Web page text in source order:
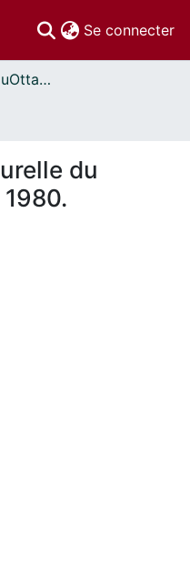
Se connecter
Thèses uOttawa // uOttawa Theses
du